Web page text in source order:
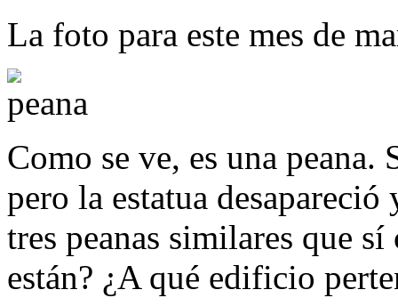
La foto para este mes de
Como se ve, es una peana.
pero la estatua
tres peanas similares que
están? ¿A qué edificio